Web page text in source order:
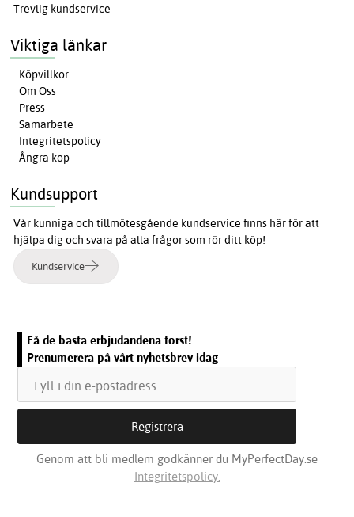
Trevlig kundservice
Viktiga länkar
Köpvillkor
Om Oss
Press
Samarbete
Integritetspolicy
Ångra köp
Kundsupport
Vår kunniga och tillmötesgående kundservice finns här för att
hjälpa dig och svara på alla frågor som rör ditt köp!
Kundservice
Få de bästa erbjudandena först!
Prenumerera på vårt nyhetsbrev idag
Genom att bli medlem godkänner du MyPerfectDay.se
Integritetspolicy.